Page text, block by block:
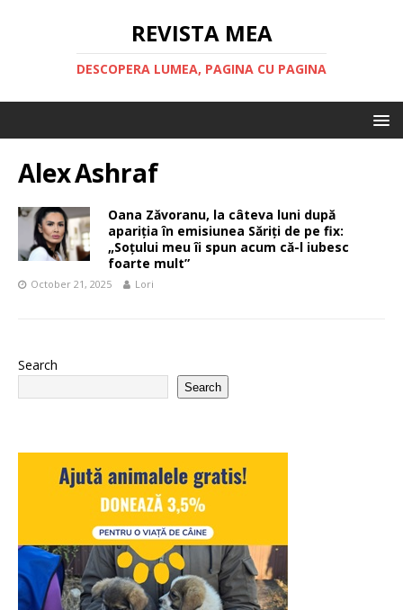
REVISTA MEA
DESCOPERA LUMEA, PAGINA CU PAGINA
Alex Ashraf
Oana Zăvoranu, la câteva luni după
apariția în emisiunea Săriți de pe fix:
„Soțului meu îi spun acum că-l iubesc
foarte mult”
October 21, 2025 Lori
Search
Search